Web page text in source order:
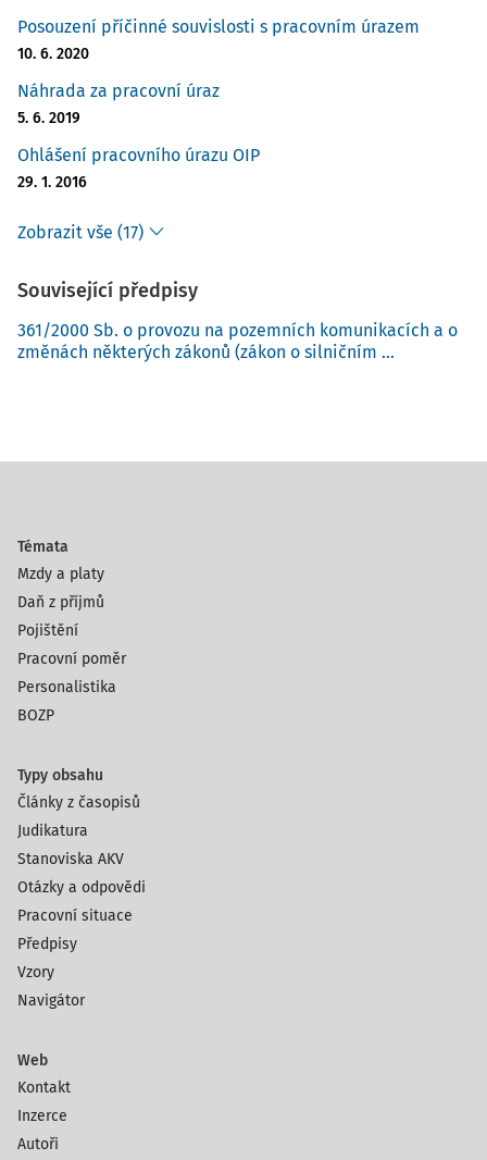
Posouzení příčinné souvislosti s pracovním úrazem
10. 6. 2020
Náhrada za pracovní úraz
5. 6. 2019
Ohlášení pracovního úrazu OIP
29. 1. 2016
Zobrazit vše (17)
Související předpisy
361/2000 Sb. o provozu na pozemních komunikacích a o
změnách některých zákonů (zákon o silničním ...
Témata
Mzdy a platy
Daň z příjmů
Pojištění
Pracovní poměr
Personalistika
BOZP
Typy obsahu
Články z časopisů
Judikatura
Stanoviska AKV
Otázky a odpovědi
Pracovní situace
Předpisy
Vzory
Navigátor
Web
Kontakt
Inzerce
Autoři